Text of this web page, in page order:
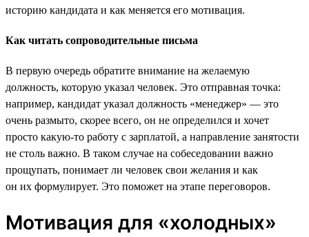
историю кандидата и как меняется его мотивация.
Как читать сопроводительные письма
В первую очередь обратите внимание на желаемую
должность, которую указал человек. Это отправная точка:
например, кандидат указал должность «менеджер» — это
очень размыто, скорее всего, он не определился и хочет
просто какую-то работу с зарплатой, а направление занятости
не столь важно. В таком случае на собеседовании важно
прощупать, понимает ли человек свои желания и как
он их формулирует. Это поможет на этапе переговоров.
Мотивация для «холодных»